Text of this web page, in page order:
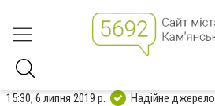
15:30, 6 липня 2019 р. Надійне джерело